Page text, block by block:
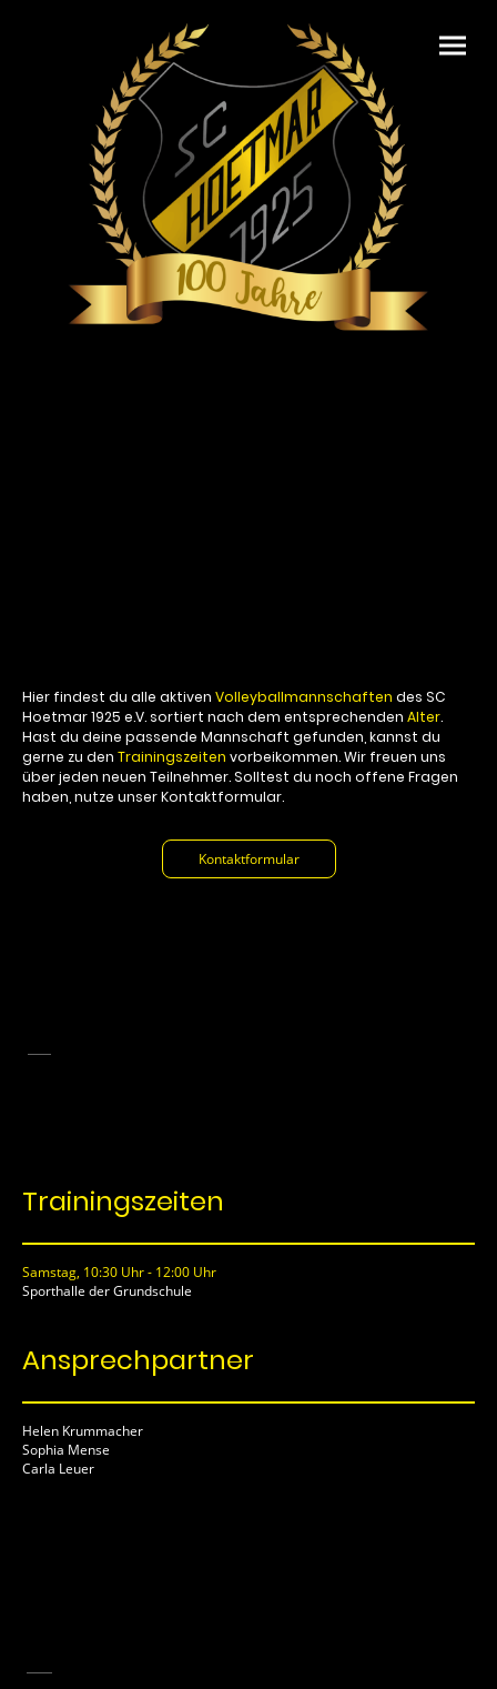
Hier findest du alle aktiven Volleyballmannschaften des SC
Hoetmar 1925 e.V. sortiert nach dem entsprechenden Alter.
Hast du deine passende Mannschaft gefunden, kannst du
gerne zu den Trainingszeiten vorbeikommen. Wir freuen uns
über jeden neuen Teilnehmer. Solltest du noch offene Fragen
haben, nutze unser Kontaktformular.
Kontaktformular
Trainingszeiten
Samstag, 10:30 Uhr - 12:00 Uhr
Sporthalle der Grundschule
Ansprechpartner
Helen Krummacher
Sophia Mense
Carla Leuer